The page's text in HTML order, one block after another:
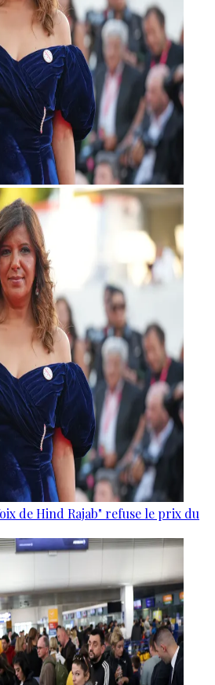
de Hind Rajab" refuse le prix du